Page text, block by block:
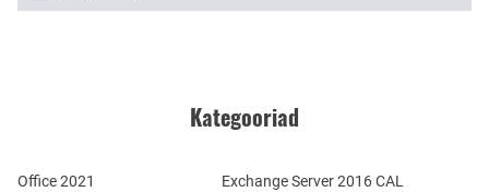
Kategooriad
Office 2021
Exchange Server 2016 CAL